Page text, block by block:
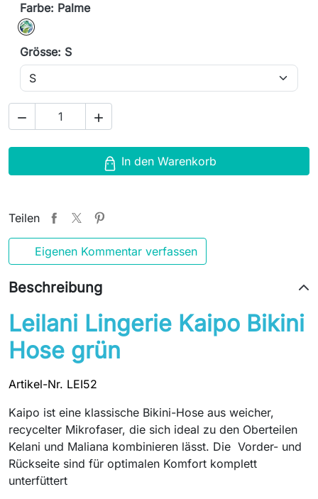
Farbe: Palme
Palme
Grösse: S
 
In den Warenkorb
Teilen
Eigenen Kommentar verfassen
Beschreibung
Leilani Lingerie Kaipo Bikini
Hose grün
Artikel-Nr. LEI52
Kaipo ist eine klassische Bikini-Hose aus weicher,
recycelter Mikrofaser, die sich ideal zu den Oberteilen
Kelani und Maliana kombinieren lässt. Die Vorder- und
Rückseite sind für optimalen Komfort komplett
unterfüttert